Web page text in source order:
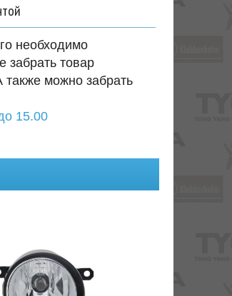
необходимо
забрать товар
также можно забрать
15.00